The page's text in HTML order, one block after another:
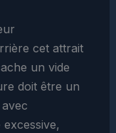
cet attrait
un vide
doit être un